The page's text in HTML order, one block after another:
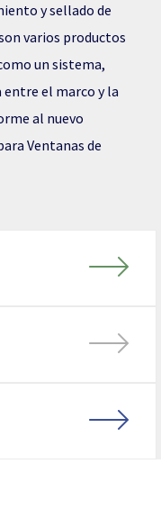
y sellado de
varios productos
un sistema,
el marco y la
al nuevo
Ventanas de